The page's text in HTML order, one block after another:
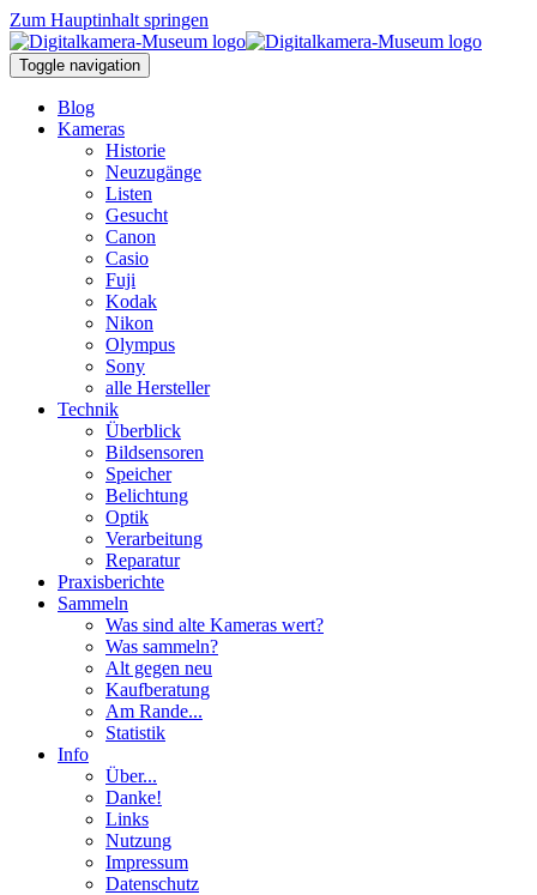
Zum Hauptinhalt springen
Toggle navigation
Blog
Kameras
Historie
Neuzugänge
Listen
Gesucht
Canon
Casio
Fuji
Kodak
Nikon
Olympus
Sony
alle Hersteller
Technik
Überblick
Bildsensoren
Speicher
Belichtung
Optik
Verarbeitung
Reparatur
Praxisberichte
Sammeln
Was sind alte Kameras wert?
Was sammeln?
Alt gegen neu
Kaufberatung
Am Rande...
Statistik
Info
Über...
Danke!
Links
Nutzung
Impressum
Datenschutz